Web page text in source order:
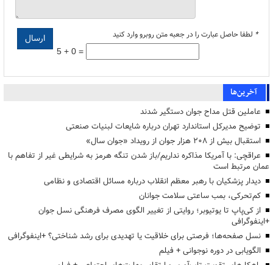
* لطفا حاصل عبارت را در جعبه متن روبرو وارد کنید
5 + 0 =
آخرین‌ها
عاملین قتل مداح جوان دستگیر شدند
توضیح مدیرکل استاندارد تهران درباره شایعات لبنیات صنعتی
استقبال بیش از ۲۰۸ هزار جوان از رویداد «جوان سال»
عراقچی: با آمریکا مذاکره نداریم/باز شدن تنگه هرمز به شرایطی غیر از تفاهم با
عمان مرتبط است
دیدار پزشکیان با رهبر معظم انقلاب درباره مسائل اقتصادی و نظامی
کم‌تحرکی، بمب ساعتی سلامت جوانان
از کی‌پاپ تا یوتیوبر؛ روایتی از تغییر الگوی مصرف فرهنگی نسل جوان
+اینفوگرافی
نسل صفحه‌ها؛ فرصتی برای خلاقیت یا تهدیدی برای رشد شناختی؟ +اینفوگرافی
الگویابی در دوره نوجوانی + فیلم